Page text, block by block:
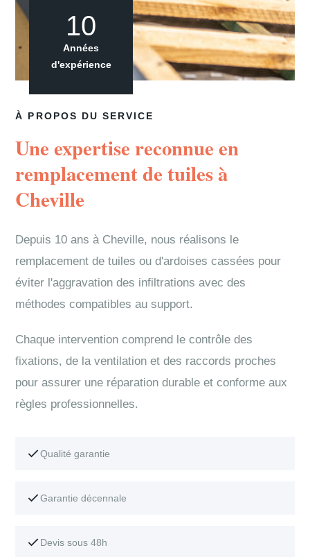
À PROPOS DU SERVICE
Une expertise reconnue en
remplacement de tuiles à
Cheville
Depuis 10 ans à Cheville, nous réalisons le
remplacement de tuiles ou d'ardoises cassées pour
éviter l'aggravation des infiltrations avec des
méthodes compatibles au support.
Chaque intervention comprend le contrôle des
fixations, de la ventilation et des raccords proches
pour assurer une réparation durable et conforme aux
règles professionnelles.
Qualité garantie
Garantie décennale
Devis sous 48h
10
Années
d'expérience